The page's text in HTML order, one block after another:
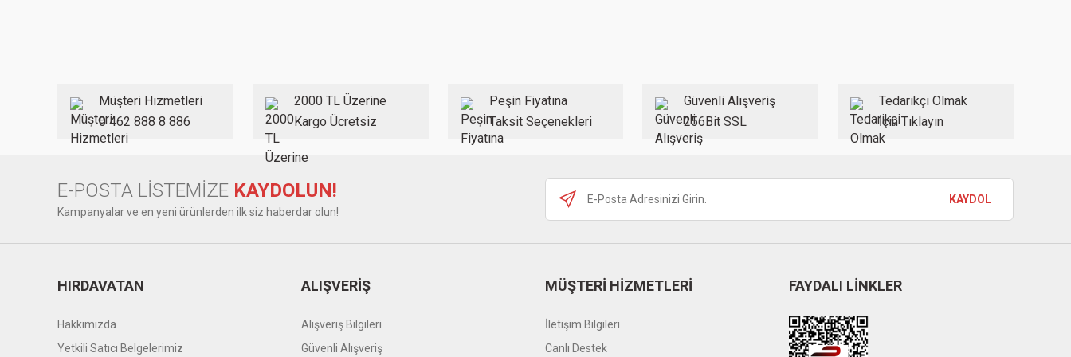
Ürün bilgilerinde hatalar bulunuyor.
Ürün fiyatı diğer sitelerden daha pahalı.
Bu ürüne benzer farklı alternatifler olmalı.
Gönder
Müşteri Hizmetleri
0 462 888 8 886
2000 TL Üzerine
Kargo Ücretsiz
Peşin Fiyatına
Taksit Seçenekleri
Güvenli Alışveriş
256Bit SSL
Tedarikçi Olmak
İçin Tıklayın
E-POSTA LİSTEMİZE KAYDOLUN!
Kampanyalar ve en yeni ürünlerden ilk siz haberdar olun!
KAYDOL
HIRDAVATAN
Hakkımızda
Yetkili Satıcı Belgelerimiz
ALIŞVERİŞ
Alışveriş Bilgileri
Güvenli Alışveriş
MÜŞTERİ HİZMETLERİ
İletişim Bilgileri
Canlı Destek
FAYDALI LİNKLER